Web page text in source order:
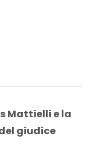
Mattielli e la
giudice